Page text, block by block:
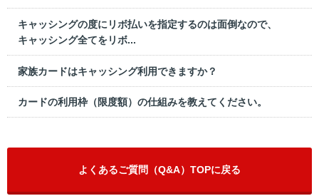
キャッシングの度にリボ払いを指定するのは面倒なので、
キャッシング全てをリボ...
家族カードはキャッシング利用できますか？
カードの利用枠（限度額）の仕組みを教えてください。
よくあるご質問（Q&A）TOPに戻る